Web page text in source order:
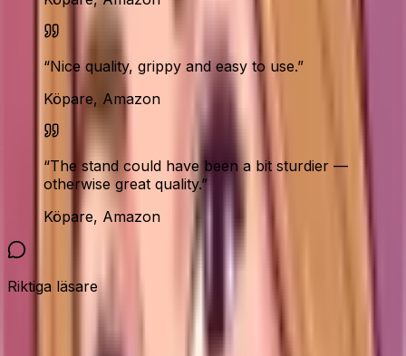
“Nice quality, grippy and easy to use.”
Köpare, Amazon
“The stand could have been a bit sturdier —
otherwise great quality.”
Köpare, Amazon
Riktiga läsare
Vår community